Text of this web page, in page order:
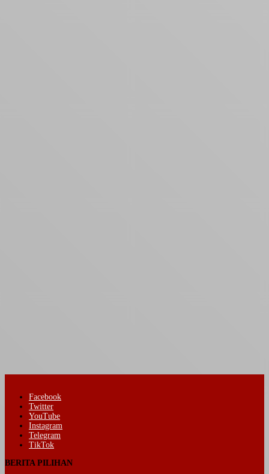
Facebook
Twitter
YouTube
Instagram
Telegram
TikTok
BERITA PILIHAN